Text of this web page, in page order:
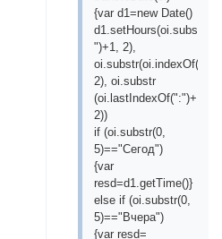
{var d1=new Date()
")+1, 2),
2), oi.substr
(oi.lastIndexOf(":")+1,
2))
if (oi.substr(0,
5)=="Сегод")
{var
resd=d1.getTime()}
else if (oi.substr(0,
5)=="Вчера")
{var resd=